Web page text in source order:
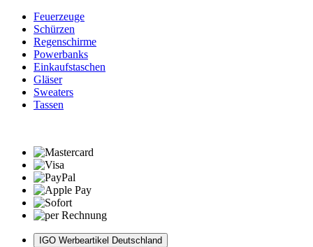
Feuerzeuge
Schürzen
Regenschirme
Powerbanks
Einkaufstaschen
Gläser
Sweaters
Tassen
IGO Werbeartikel Deutschland